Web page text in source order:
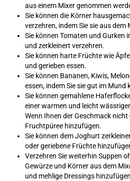
aus einem Mixer genommen
Sie können die Körner
verzehren, indem Sie sie aus dem
Sie können Tomaten und Gurken
und zerkleinert verzehren.
Sie können harte Früchte wie
und gerieben essen.
Sie können Bananen, Kiwis,
essen, indem Sie sie gut im Mund
Sie können gemahlene
einer warmen und leicht
Wenn Ihnen der Geschmack
Fruchtpüree hinzufügen.
Sie können dem Joghurt
oder geriebene Früchte
Verzehren Sie weiterhin Suppen
Gewürze und Körner aus dem
und mehlige Dressings